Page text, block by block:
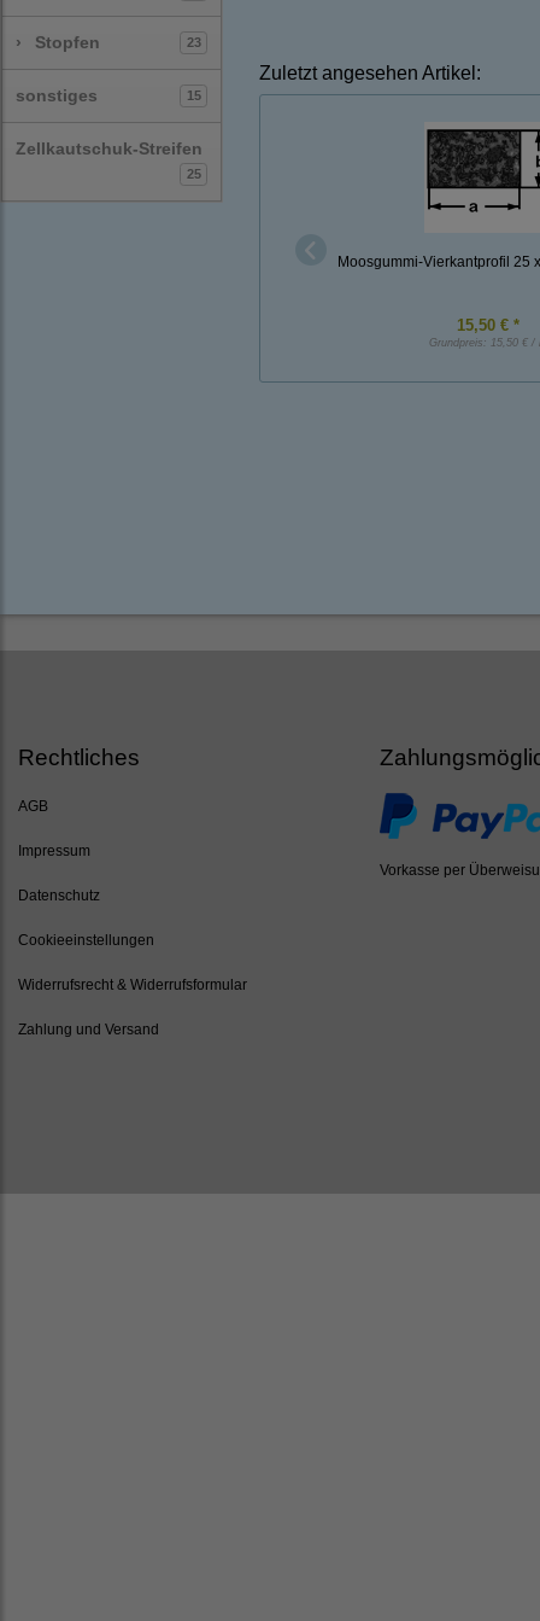
› Stopfen 23
sonstiges 15
Zellkautschuk-Streifen
25
Zuletzt angesehen Artikel:
Moosgummi-Vierkantprofil 25
15,50 € *
Grundpreis: 15,50 € /
Rechtliches
AGB
Impressum
Datenschutz
Cookieeinstellungen
Widerrufsrecht & Widerrufsformular
Zahlung und Versand
Vorkasse per